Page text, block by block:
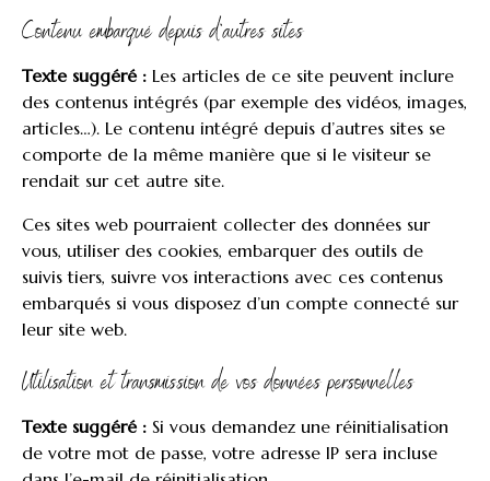
Contenu embarqué depuis d’autres sites
Texte suggéré : Les articles de ce site peuvent inclure
des contenus intégrés (par exemple des vidéos, images,
articles…). Le contenu intégré depuis d’autres sites se
comporte de la même manière que si le visiteur se
rendait sur cet autre site.
Ces sites web pourraient collecter des données sur
vous, utiliser des cookies, embarquer des outils de
suivis tiers, suivre vos interactions avec ces contenus
embarqués si vous disposez d’un compte connecté sur
leur site web.
Utilisation et transmission de vos données personnelles
Texte suggéré : Si vous demandez une réinitialisation
de votre mot de passe, votre adresse IP sera incluse